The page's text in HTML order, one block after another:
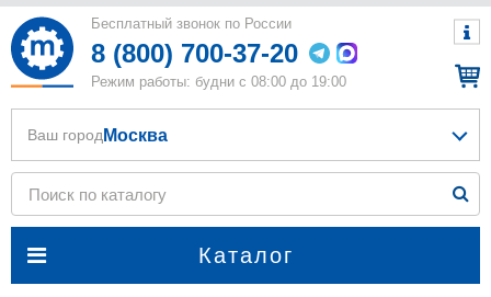
Бесплатный звонок по России
8 (800) 700-37-20
Режим работы: будни с 08:00 до 19:00
Каталог
Ваш город Москва